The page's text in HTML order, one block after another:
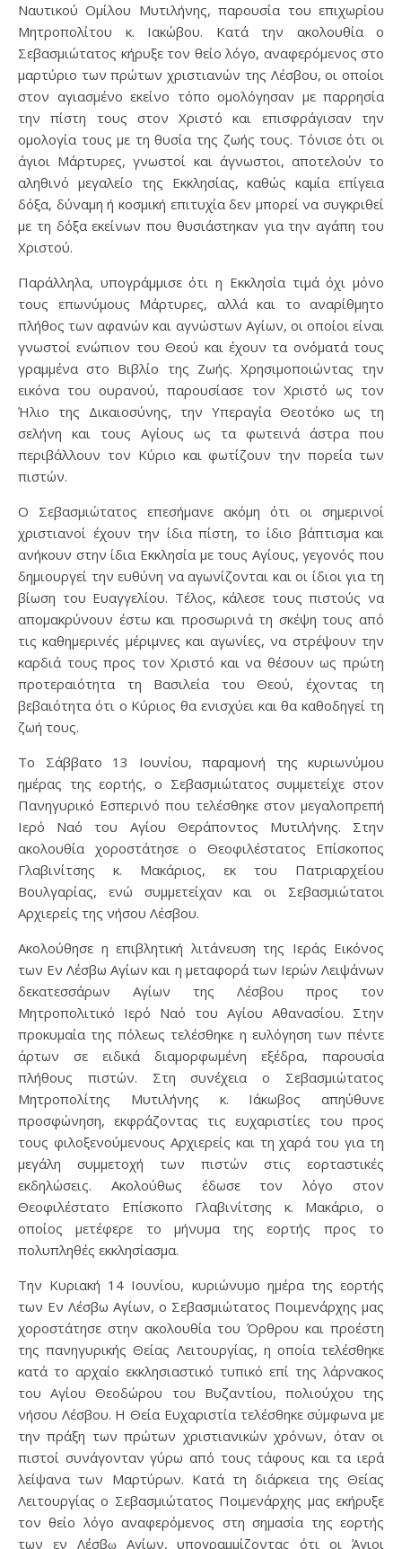
Ναυτικού Ομίλου Μυτιλήνης, παρουσία του επιχωρίου
Μητροπολίτου κ. Ιακώβου. Κατά την ακολουθία ο
Σεβασμιώτατος κήρυξε τον θείο λόγο, αναφερόμενος στο
μαρτύριο των πρώτων χριστιανών της Λέσβου, οι οποίοι
στον αγιασμένο εκείνο τόπο ομολόγησαν με παρρησία
την πίστη τους στον Χριστό και επισφράγισαν την
ομολογία τους με τη θυσία της ζωής τους. Τόνισε ότι οι
άγιοι Μάρτυρες, γνωστοί και άγνωστοι, αποτελούν το
αληθινό μεγαλείο της Εκκλησίας, καθώς καμία επίγεια
δόξα, δύναμη ή κοσμική επιτυχία δεν μπορεί να συγκριθεί
με τη δόξα εκείνων που θυσιάστηκαν για την αγάπη του
Χριστού.
Παράλληλα, υπογράμμισε ότι η Εκκλησία τιμά όχι μόνο
τους επωνύμους Μάρτυρες, αλλά και το αναρίθμητο
πλήθος των αφανών και αγνώστων Αγίων, οι οποίοι είναι
γνωστοί ενώπιον του Θεού και έχουν τα ονόματά τους
γραμμένα στο Βιβλίο της Ζωής. Χρησιμοποιώντας την
εικόνα του ουρανού, παρουσίασε τον Χριστό ως τον
Ήλιο της Δικαιοσύνης, την Υπεραγία Θεοτόκο ως τη
σελήνη και τους Αγίους ως τα φωτεινά άστρα που
περιβάλλουν τον Κύριο και φωτίζουν την πορεία των
πιστών.
Ο Σεβασμιώτατος επεσήμανε ακόμη ότι οι σημερινοί
χριστιανοί έχουν την ίδια πίστη, το ίδιο βάπτισμα και
ανήκουν στην ίδια Εκκλησία με τους Αγίους, γεγονός που
δημιουργεί την ευθύνη να αγωνίζονται και οι ίδιοι για τη
βίωση του Ευαγγελίου. Τέλος, κάλεσε τους πιστούς να
απομακρύνουν έστω και προσωρινά τη σκέψη τους από
τις καθημερινές μέριμνες και αγωνίες, να στρέψουν την
καρδιά τους προς τον Χριστό και να θέσουν ως πρώτη
προτεραιότητα τη Βασιλεία του Θεού, έχοντας τη
βεβαιότητα ότι ο Κύριος θα ενισχύει και θα καθοδηγεί τη
ζωή τους.
Το Σάββατο 13 Ιουνίου, παραμονή της κυριωνύμου
ημέρας της εορτής, ο Σεβασμιώτατος συμμετείχε στον
Πανηγυρικό Εσπερινό που τελέσθηκε στον μεγαλοπρεπή
Ιερό Ναό του Αγίου Θεράποντος Μυτιλήνης. Στην
ακολουθία χοροστάτησε ο Θεοφιλέστατος Επίσκοπος
Γλαβινίτσης κ. Μακάριος, εκ του Πατριαρχείου
Βουλγαρίας, ενώ συμμετείχαν και οι Σεβασμιώτατοι
Αρχιερείς της νήσου Λέσβου.
Ακολούθησε η επιβλητική λιτάνευση της Ιεράς Εικόνος
των Εν Λέσβω Αγίων και η μεταφορά των Ιερών Λειψάνων
δεκατεσσάρων Αγίων της Λέσβου προς τον
Μητροπολιτικό Ιερό Ναό του Αγίου Αθανασίου. Στην
προκυμαία της πόλεως τελέσθηκε η ευλόγηση των πέντε
άρτων σε ειδικά διαμορφωμένη εξέδρα, παρουσία
πλήθους πιστών. Στη συνέχεια ο Σεβασμιώτατος
Μητροπολίτης Μυτιλήνης κ. Ιάκωβος απηύθυνε
προσφώνηση, εκφράζοντας τις ευχαριστίες του προς
τους φιλοξενούμενους Αρχιερείς και τη χαρά του για τη
μεγάλη συμμετοχή των πιστών στις εορταστικές
εκδηλώσεις. Ακολούθως έδωσε τον λόγο στον
Θεοφιλέστατο Επίσκοπο Γλαβινίτσης κ. Μακάριο, ο
οποίος μετέφερε το μήνυμα της εορτής προς το
πολυπληθές εκκλησίασμα.
Την Κυριακή 14 Ιουνίου, κυριώνυμο ημέρα της εορτής
των Εν Λέσβω Αγίων, ο Σεβασμιώτατος Ποιμενάρχης μας
χοροστάτησε στην ακολουθία του Όρθρου και προέστη
της πανηγυρικής Θείας Λειτουργίας, η οποία τελέσθηκε
κατά το αρχαίο εκκλησιαστικό τυπικό επί της λάρνακος
του Αγίου Θεοδώρου του Βυζαντίου, πολιούχου της
νήσου Λέσβου. Η Θεία Ευχαριστία τελέσθηκε σύμφωνα με
την πράξη των πρώτων χριστιανικών χρόνων, όταν οι
πιστοί συνάγονταν γύρω από τους τάφους και τα ιερά
λείψανα των Μαρτύρων. Κατά τη διάρκεια της Θείας
Λειτουργίας ο Σεβασμιώτατος Ποιμενάρχης μας εκήρυξε
τον θείο λόγο αναφερόμενος στη σημασία της εορτής
των εν Λέσβῳ Αγίων, υπογραμμίζοντας ότι οι Άγιοι